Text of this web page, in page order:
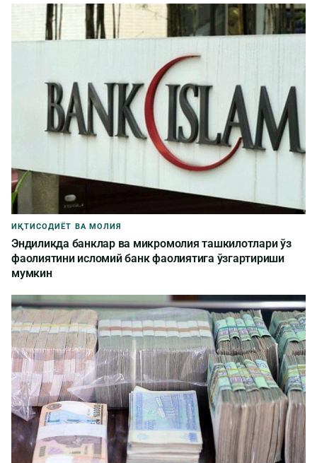
ИҚТИСОДИЁТ ВА МОЛИЯ
Эндиликда банклар ва микромолия ташкилотлари ўз
фаолиятини исломий банк фаолиятига ўзгартириши
мумкин